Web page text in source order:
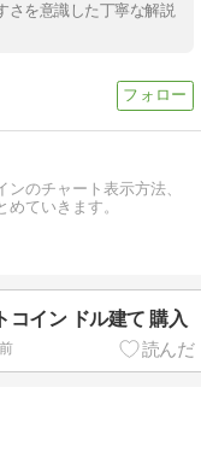
さを意識した丁寧な解説
のチャート表示方法、
ていきます。
コイン ドル建て 購入